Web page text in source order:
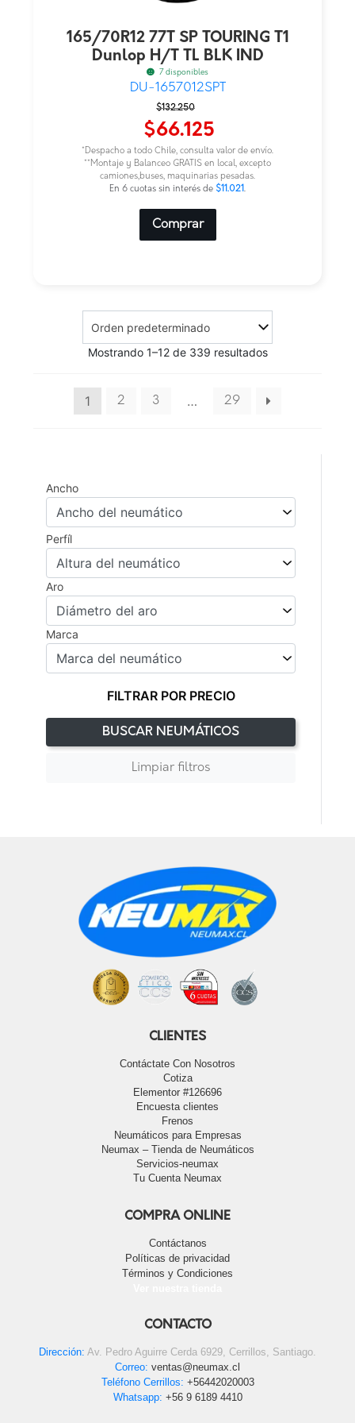
165/70R12 77T SP TOURING T1
Dunlop H/T TL BLK IND
7 disponibles
DU-1657012SPT
$132.250
original
$132.250.
$66.125
actual
$66.125.
*Despacho a todo Chile, consulta valor de envío.
**Montaje y Balanceo GRATIS en local, excepto
camiones,buses, maquinarias pesadas.
En 6 cuotas sin interés de $11.021 .
Comprar
Mostrando 1–12 de 339 resultados
1 2 3 … 29
Ancho
Perfíl
Aro
Marca
FILTRAR POR PRECIO
BUSCAR NEUMÁTICOS
Limpiar filtros
CLIENTES
Contáctate Con Nosotros
Cotiza
Elementor #126696
Encuesta clientes
Frenos
Neumáticos para Empresas
Neumax – Tienda de Neumáticos
Servicios-neumax
Tu Cuenta Neumax
COMPRA ONLINE
Contáctanos
Políticas de privacidad
Términos y Condiciones
CONTACTO
Dirección: Av. Pedro Aguirre Cerda 6929, Cerrillos, Santiago.
Correo: ventas@neumax.cl
Teléfono Cerrillos: +56442020003
Whatsapp: +56 9 6189 4410